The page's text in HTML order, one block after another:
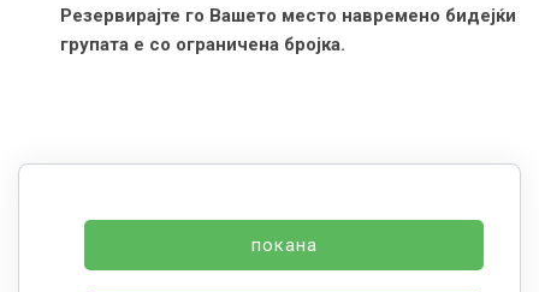
Резервирајте го Вашето место навремено бидејќи
групата е со ограничена бројка.
покана